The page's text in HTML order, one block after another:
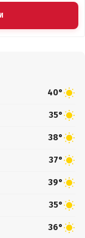
40°
35°
38°
37°
39°
35°
36°